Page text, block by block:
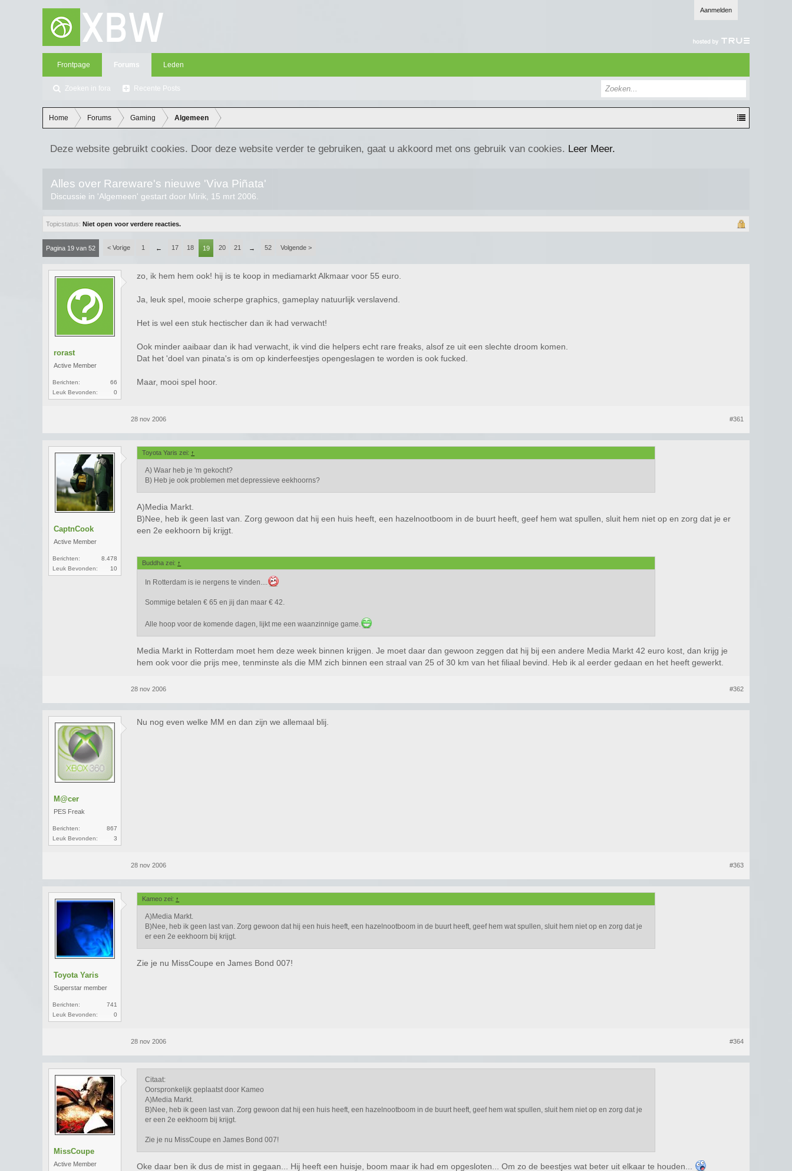
Aanmelden
Frontpage Forums
Zoeken in fora Recente Posts
Leden
Home Forums Gaming Algemeen
Deze website gebruikt cookies. Door deze website verder te gebruiken, gaat u akkoord met ons gebruik van cookies. Leer Meer.
Alles over Rareware's nieuwe 'Viva Piñata'
Discussie in 'Algemeen' gestart door Mirik 15 mrt 2006
Topicstatus: Niet open voor verdere reacties.
Pagina 19 van 52 < Vorige 1 ← 17 18 19 20 21 → 52 Volgende >
rorast
Active Member
Berichten:
66
Leuk Bevonden:
0
zo, ik hem hem ook! hij is te koop in mediamarkt Alkmaar voor 55 euro.
Ja, leuk spel, mooie scherpe graphics, gameplay natuurlijk verslavend.
Het is wel een stuk hectischer dan ik had verwacht!
Ook minder aaibaar dan ik had verwacht, ik vind die helpers echt rare freaks, alsof ze uit een slechte droom komen.
Dat het 'doel van pinata's is om op kinderfeestjes opengeslagen te worden is ook fucked.
Maar, mooi spel hoor.
28 nov 2006 #361
CaptnCook
Active Member
Berichten:
8.478
Leuk Bevonden:
10
Toyota Yaris zei: ↑
A) Waar heb je 'm gekocht?
B) Heb je ook problemen met depressieve eekhoorns?
A)Media Markt.
B)Nee, heb ik geen last van. Zorg gewoon dat hij een huis heeft, een hazelnootboom in de buurt heeft, geef hem wat spullen, sluit hem niet op en zorg dat je er
een 2e eekhoorn bij krijgt.
Buddha zei: ↑
In Rotterdam is ie nergens te vinden....
Sommige betalen € 65 en jij dan maar € 42.
Alle hoop voor de komende dagen, lijkt me een waanzinnige game.
Media Markt in Rotterdam moet hem deze week binnen krijgen. Je moet daar dan gewoon zeggen dat hij bij een andere Media Markt 42 euro kost, dan krijg je
hem ook voor die prijs mee, tenminste als die MM zich binnen een straal van 25 of 30 km van het filiaal bevind. Heb ik al eerder gedaan en het heeft gewerkt.
28 nov 2006 #362
M@cer
PES Freak
Berichten:
867
Leuk Bevonden:
3
Nu nog even welke MM en dan zijn we allemaal blij.
28 nov 2006 #363
Toyota Yaris
Superstar member
Berichten:
741
Leuk Bevonden:
0
Kameo zei: ↑
A)Media Markt.
B)Nee, heb ik geen last van. Zorg gewoon dat hij een huis heeft, een hazelnootboom in de buurt heeft, geef hem wat spullen, sluit hem niet op en zorg dat je
er een 2e eekhoorn bij krijgt.
Zie je nu MissCoupe en James Bond 007!
28 nov 2006 #364
MissCoupe
Active Member
Citaat:
Oorspronkelijk geplaatst door Kameo
A)Media Markt.
B)Nee, heb ik geen last van. Zorg gewoon dat hij een huis heeft, een hazelnootboom in de buurt heeft, geef hem wat spullen, sluit hem niet op en zorg dat je
er een 2e eekhoorn bij krijgt.
Zie je nu MissCoupe en James Bond 007!
Oke daar ben ik dus de mist in gegaan... Hij heeft een huisje, boom maar ik had em opgesloten... Om zo de beestjes wat beter uit elkaar te houden...